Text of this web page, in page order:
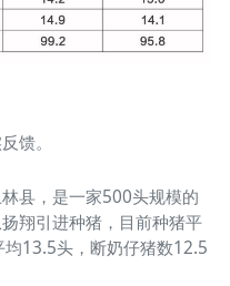
馈。
县，是一家500头规模的
翔引进种猪，目前种猪平
13.5头，断奶仔猪数12.5